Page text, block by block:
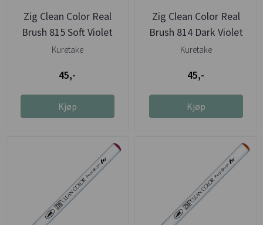
Zig Clean Color Real
Brush 815 Soft Violet
Kuretake
45,-
Kjøp
Zig Clean Color Real
Brush 814 Dark Violet
Kuretake
45,-
Kjøp